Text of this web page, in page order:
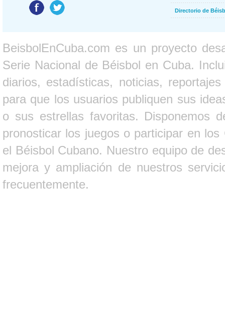
Directorio de
BeisbolEnCuba.com es un proyecto
Serie Nacional de Béisbol en Cuba.
diarios, estadísticas, noticias,
para que los usuarios publiquen sus
o sus estrellas favoritas. Disponemos
pronosticar los juegos o participar en
el Béisbol Cubano. Nuestro equipo de
mejora y ampliación de nuestros
frecuentemente.